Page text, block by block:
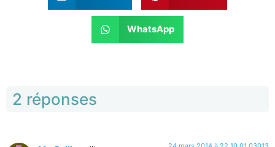
WhatsApp
2 réponses